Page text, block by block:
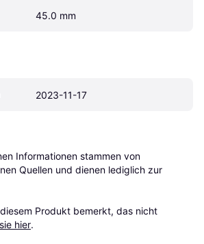
45.0 mm
2023-11-17
Informationen stammen von
Quellen und dienen lediglich zur
Produkt bemerkt, das nicht
hier.